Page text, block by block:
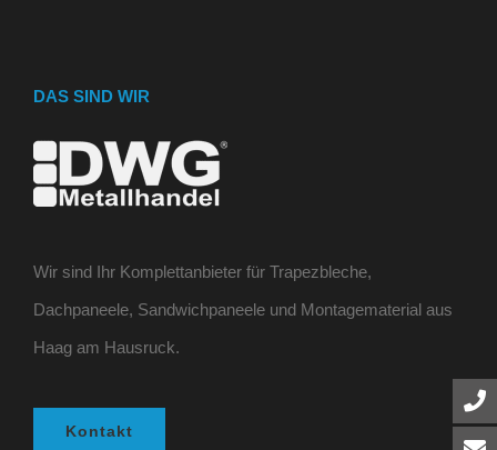
DAS SIND WIR
Wir sind Ihr Komplettanbieter für Trapezbleche,
Dachpaneele, Sandwichpaneele und Montagematerial aus
Haag am Hausruck.
Kontakt